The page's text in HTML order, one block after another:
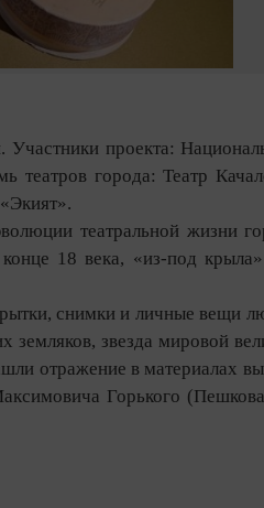
Участники проекта:
города: Театр
театральной жизни
18 века, «из-под
снимки и личные вещи
земляков, звезда мировой
отражение в материалах
Горького